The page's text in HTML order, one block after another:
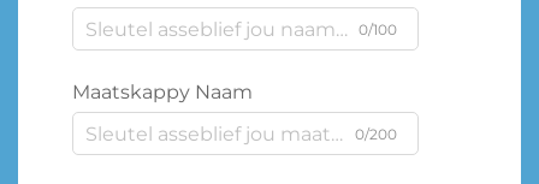
0/100
Maatskappy Naam
0/200